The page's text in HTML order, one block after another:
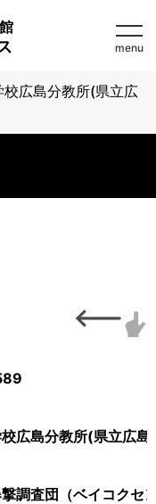
menu
校広島分教所(県立広
広島分教所(県立広
調査団（ベイコクセ